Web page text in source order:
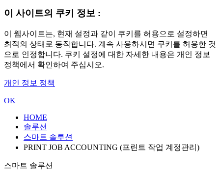
이 사이트의 쿠키 정보 :
이 웹사이트는, 현재 설정과 같이 쿠키를 허용으로 설정하면
최적의 상태로 동작합니다. 계속 사용하시면 쿠키를 허용한 것
으로 인정합니다. 쿠키 설정에 대한 자세한 내용은 개인 정보
정책에서 확인하여 주십시오.
개인 정보 정책
OK
HOME
솔루션
스마트 솔루션
PRINT JOB ACCOUNTING (프린트 작업 계정관리)
스마트 솔루션